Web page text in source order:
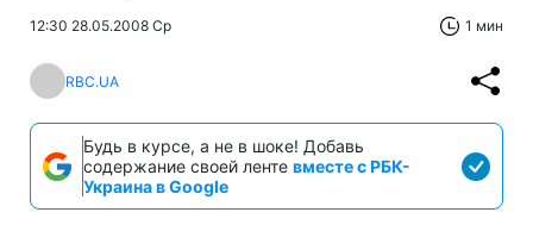
12:30 28.05.2008 Ср 1 мин
RBC.UA
Будь в курсе, а не в шоке! Добавь
содержание своей ленте вместе с РБК-
Украина в Google